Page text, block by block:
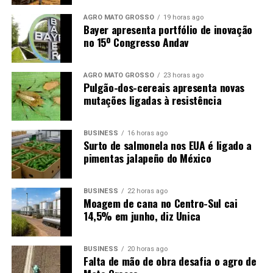
terminou cotado a 67,37 centavos de dólar, com ganho
de 0,20 centavo, ou 0,29%.
Câmbio
O dólar comercial encerrou a sessão com queda de
0,48%, negociado a R$ 5,1051 para venda e R$ 5,1031
para compra. Durante o pregão, a moeda norte-
americana oscilou entre a mínima de R$ 5,0905 e a
máxima de R$ 5,1270.
O post Poucos negócios, alterações pontuais: como
ficaram os preços da soja? apareceu primeiro em Canal
Rural.
AGRO MATO GROSSO 19 horas ago
Bayer apresenta portfólio de inovação
no 15º Congresso Andav
AGRO MATO GROSSO 23 horas ago
Pulgão-dos-cereais apresenta novas
mutações ligadas à resistência
BUSINESS 16 horas ago
Surto de salmonela nos EUA é ligado a
pimentas jalapeño do México
BUSINESS 22 horas ago
Moagem de cana no Centro-Sul cai
14,5% em junho, diz Unica
BUSINESS 20 horas ago
Falta de mão de obra desafia o agro de